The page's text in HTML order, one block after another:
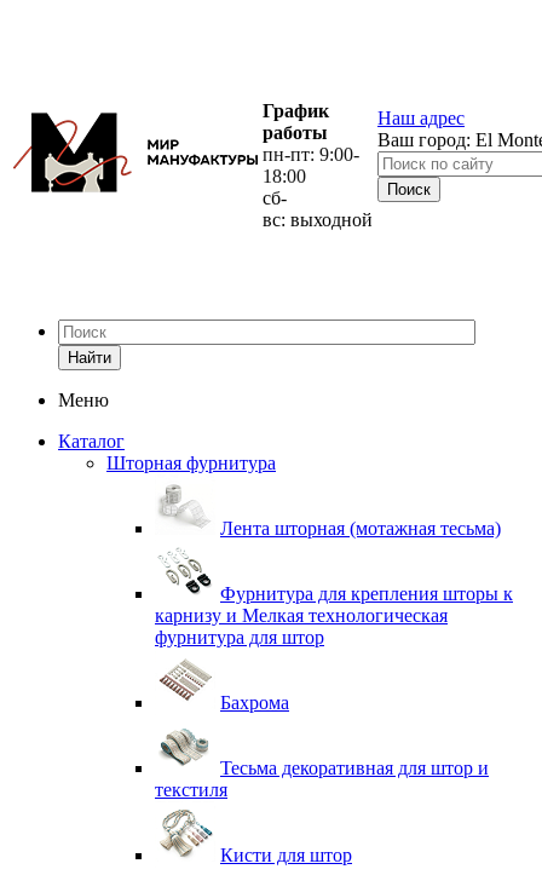
График
работы
пн-пт: 9:00-
18:00
сб-
вс: выходной
Наш адрес
Ваш город: El
Найти
Меню
Каталог
Шторная фурнитура
Лента шторная (мотажная тесьма)
Фурнитура для крепления шторы к
карнизу и Мелкая технологическая
фурнитура для штор
Бахрома
Тесьма декоративная для штор и
текстиля
Кисти для штор